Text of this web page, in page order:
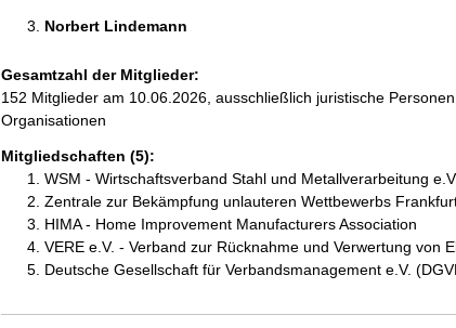
Norbert Lindemann
Gesamtzahl der Mitglieder:
152 Mitglieder am 10.06.2026, ausschließlich juristische
Organisationen
Mitgliedschaften (5):
WSM - Wirtschaftsverband Stahl und Metallverarbeitung e.V.
Zentrale zur Bekämpfung unlauteren Wettbewerbs
HIMA - Home Improvement Manufacturers Association
VERE e.V. - Verband zur Rücknahme und Verwertung von
Deutsche Gesellschaft für Verbandsmanagement e.V.